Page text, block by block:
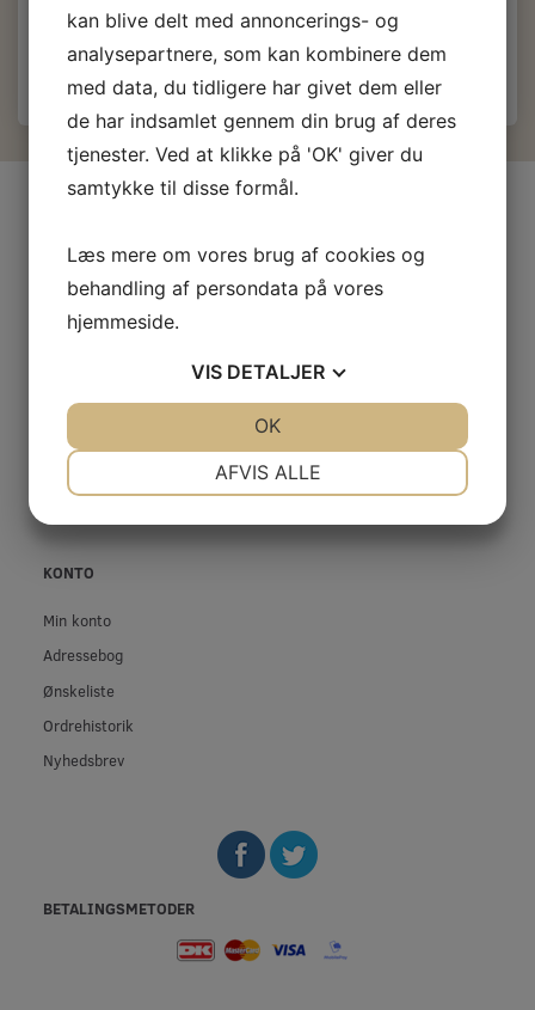
Læg i kurv
INFORMATIONER
Firma profil
Kontakt os
Prof-Kunde
Fortrydelsesret
Privatliv- og cookiepolitik
KONTO
Min konto
Adressebog
Ønskeliste
Ordrehistorik
Nyhedsbrev
BETALINGSMETODER
kan blive delt med annoncerings- og
analysepartnere, som kan kombinere dem
med data, du tidligere har givet dem eller
de har indsamlet gennem din brug af deres
tjenester. Ved at klikke på 'OK' giver du
samtykke til disse formål.
Læs mere om vores brug af cookies og
behandling af persondata på vores
hjemmeside.
VIS DETALJER
AFVIS ALLE
OK